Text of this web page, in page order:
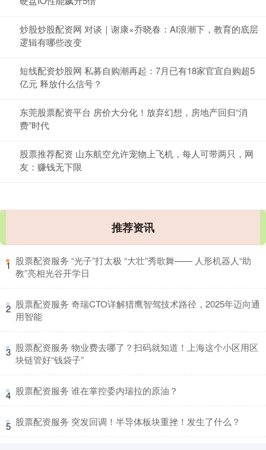
炒股炒股配资网 对谈｜谢康×乔晓春：AI浪潮下，教育的底层
逻辑有哪些改变
短线配资炒股网 私募自购潮再起：7月已有18家官宣自购超5
亿元 释放什么信号？
东莞股票配资平台 房价大分化！放弃幻想，房地产回归“消
费”时代
股票推荐配资 山东航空允许宠物上飞机，每人可带两只，网
友：赚钱无下限
推荐资讯
1 ​股票配资服务 “光子”打太极 “大壮”秀歌舞—— 人形机器人“助
教”亮相光谷开学日
2 ​股票配资服务 奇瑞CTO详解猎鹰智驾技术路径，2025年迈向通
用智能
3 ​股票配资服务 物业费去哪了？扫码就知道！上海这个小区用区
块链管好“钱袋子”
4 ​股票配资服务 谁在掌控委内瑞拉的原油？
5 ​股票配资服务 突发回调！半导体板块重挫！发生了什么？